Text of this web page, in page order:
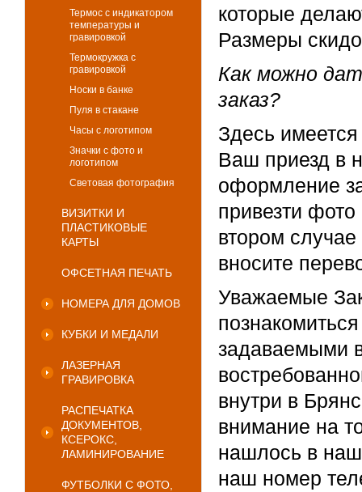
Термос с индикатором
температуры и
гравировкой
Термокружка с
гравировкой
Носки в банке
Пуля в стакане
Часы с логотипом
Значки с фото и
логотипом
Световая фотография
ВИЗИТКИ И
ПЛАСТИКОВЫЕ
КАРТЫ
ОФСЕТНАЯ ПЕЧАТЬ
НОМЕРА ДЛЯ ДОМОВ
КУБКИ И МЕДАЛИ
ЛАЗЕРНАЯ
ГРАВИРОВКА
РАСПЕЧАТКА
ДОКУМЕНТОВ,
КСЕРОКС,
ЛАМИНИРОВАНИЕ
ФУТБОЛКИ С ФОТО,
которые
Размеры
Как можно
заказ?
Здесь
Ваш приезд в
оформление
привезти
втором
вносите
Уважаемые
задаваемыми
внутри в
внимание на
нашлось в
наш номер